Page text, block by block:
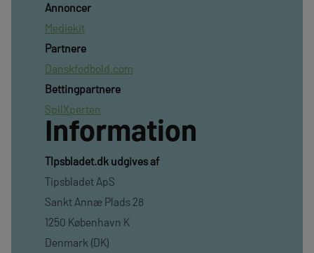
Annoncer
Mediekit
Partnere
Danskfodbold.com
Bettingpartnere
SpilXperten
Information
TIpsbladet.dk udgives af
Tipsbladet ApS
Sankt Annæ Plads 28
1250 København K
Denmark (DK)